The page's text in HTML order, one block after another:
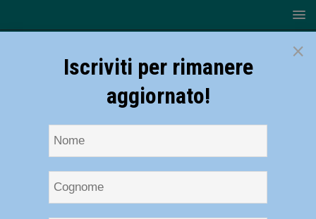
×
Iscriviti per rimanere
aggiornato!